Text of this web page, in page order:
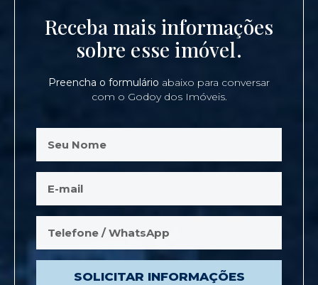
Receba mais informações
sobre esse imóvel.
Preencha o formulário abaixo para conversar
com o Godoy dos Imóveis.
SOLICITAR INFORMAÇÕES